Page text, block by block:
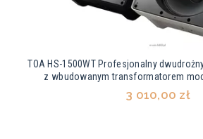
TOA HS-1500WT Profesjonalny
z wbudowanym transformatorem
3 010,00 zł